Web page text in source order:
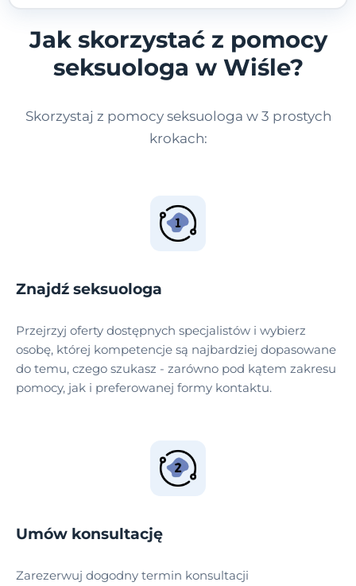
Jak skorzystać z pomocy
seksuologa w Wiśle?
Skorzystaj z pomocy seksuologa w 3 prostych
krokach:
Znajdź seksuologa
Przejrzyj oferty dostępnych specjalistów i wybierz
osobę, której kompetencje są najbardziej dopasowane
do temu, czego szukasz - zarówno pod kątem zakresu
pomocy, jak i preferowanej formy kontaktu.
Umów konsultację
Zarezerwuj dogodny termin konsultacji